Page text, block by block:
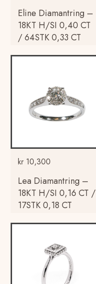
Eline Diamantring –
18KT H/SI 0,40 CT
/ 64STK 0,33 CT
kr 10,300
Lea Diamantring –
18KT H/SI 0,16 CT /
17STK 0,18 CT